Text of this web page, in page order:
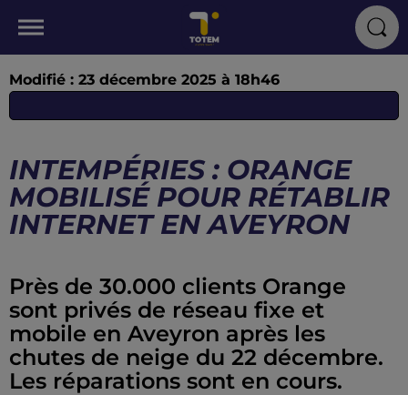
Modifié : 23 décembre 2025 à 18h46
INTEMPÉRIES : ORANGE
MOBILISÉ POUR RÉTABLIR
INTERNET EN AVEYRON
Près de 30.000 clients Orange
sont privés de réseau fixe et
mobile en Aveyron après les
chutes de neige du 22 décembre.
Les réparations sont en cours.